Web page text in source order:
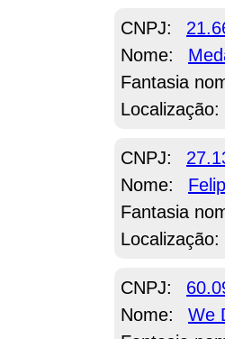
CNPJ:
Nome:
Fantasia
CNPJ:
Nome:
Fantasia
CNPJ:
Nome:
We